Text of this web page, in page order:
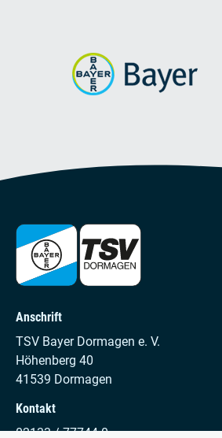
Anschrift
TSV Bayer Dormagen e. V.
Höhenberg 40
41539 Dormagen
Kontakt
02133 / 77744-0